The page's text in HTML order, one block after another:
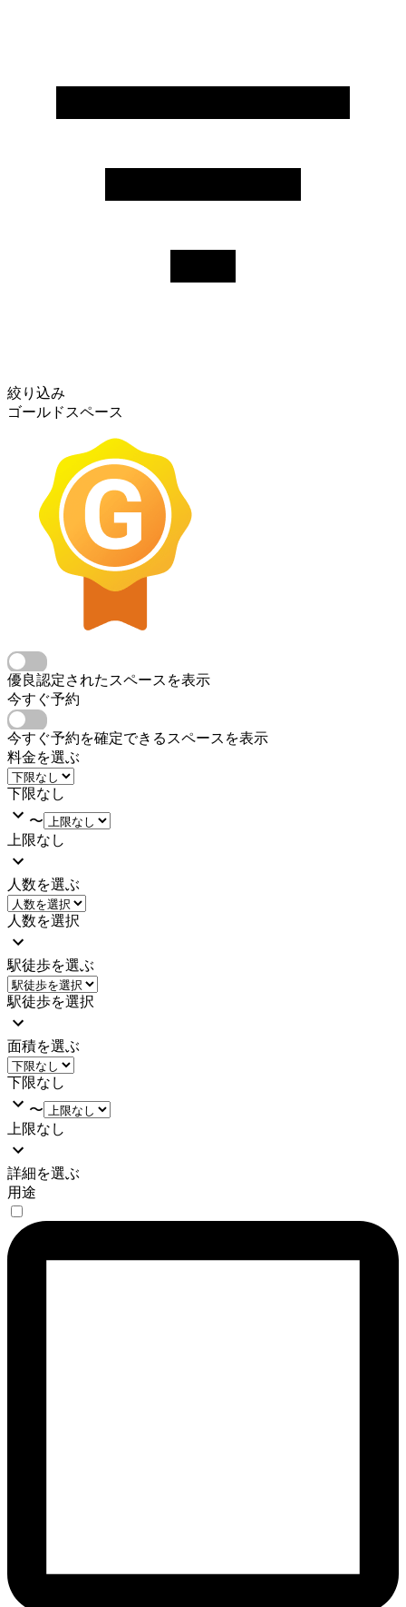
絞り込み
ゴールドスペース
優良認定されたスペースを表示
今すぐ予約
今すぐ予約を確定できるスペースを表示
料金を選ぶ
下限なし
〜
上限なし
人数を選ぶ
人数を選択
駅徒歩を選ぶ
駅徒歩を選択
面積を選ぶ
下限なし
〜
上限なし
詳細を選ぶ
用途